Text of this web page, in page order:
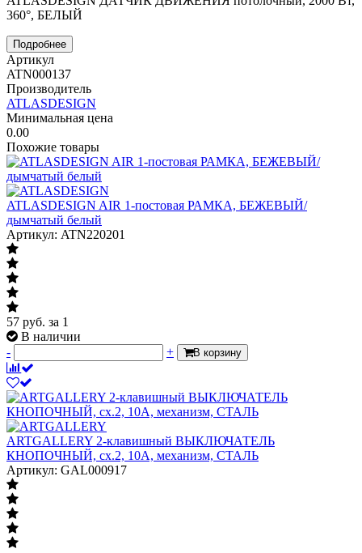
360°, БЕЛЫЙ
Подробнее
Артикул
ATN000137
Производитель
ATLASDESIGN
Минимальная цена
0.00
Похожие товары
ATLASDESIGN AIR 1-постовая РАМКА, БЕЖЕВЫЙ/
дымчатый белый
Артикул: ATN220201
57 руб. за 1
В наличии
-
+ В корзину
ARTGALLERY 2-клавишный ВЫКЛЮЧАТЕЛЬ
КНОПОЧНЫЙ, сх.2, 10А, механизм, СТАЛЬ
Артикул: GAL000917